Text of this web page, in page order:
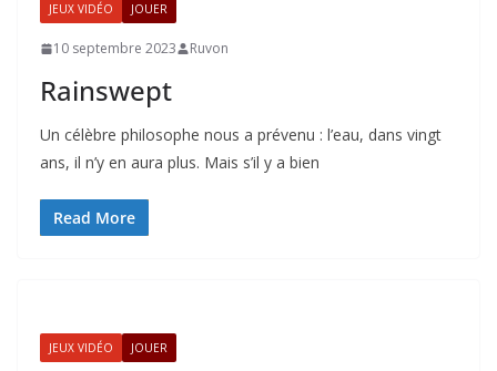
JEUX VIDÉO JOUER
10 septembre 2023 Ruvon
Rainswept
Un célèbre philosophe nous a prévenu : l’eau, dans vingt
ans, il n’y en aura plus. Mais s’il y a bien
Read More
JEUX VIDÉO JOUER